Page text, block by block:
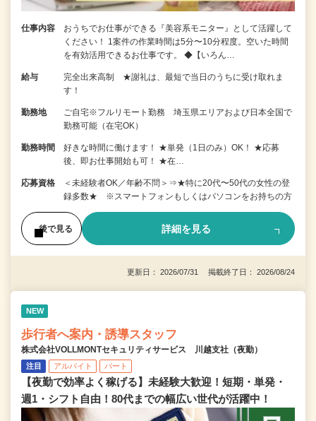
仕事内容
おうちでお仕事ができる『美容系モニター』として活躍して
ください！ 1案件の作業時間は5分〜10分程度。空いた時間
を有効活用できるお仕事です。 ◆【いろん…
給与
完全出来高制 ★謝礼は、最短で当日のうちに受け取れま
す！
勤務地
ご自宅※フルリモート勤務 埼玉県エリアおよび日本全国で
勤務可能（在宅OK）
勤務時間
好きな時間に働けます！ ★単発（1日のみ）OK！ ★応募
後、即お仕事開始も可！ ★在…
応募資格
＜未経験者OK／年齢不問＞⇒★特に20代〜50代の女性の登
録多数★ ※スマートフォンもしくはパソコンをお持ちの方
後で見る 詳細を見る
更新日： 2026/07/31 掲載終了日： 2026/08/24
NEW
歩行者へ案内・誘導スタッフ
株式会社VOLLMONTセキュリティサービス 川越支社（夜勤）
注目 アルバイト パート
【夜勤で効率よく稼げる】未経験大歓迎！短期・単発・
週1・シフト自由！80代までの幅広い世代が活躍中！